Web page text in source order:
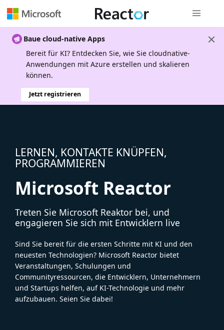
Baue cloud-native Apps
Bereit für KI? Entdecken Sie, wie Sie cloudnative-
Anwendungen mit Azure erstellen und skalieren
können.
Jetzt registrieren
LERNEN, KONTAKTE KNÜPFEN,
PROGRAMMIEREN
Microsoft Reactor
Treten Sie Microsoft Reaktor bei, und
engagieren Sie sich mit Entwicklern live
Sind Sie bereit für die ersten Schritte mit KI und den
neuesten Technologien? Microsoft Reactor bietet
Veranstaltungen, Schulungen und
Communityressourcen, die Entwicklern, Unternehmern
und Startups helfen, auf KI-Technologie und mehr
aufzubauen. Seien Sie dabei!